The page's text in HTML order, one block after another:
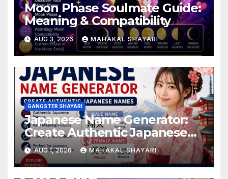
Moon Phase Soulmate Guide:
Meaning & Compatibility
AUG 3, 2026 MAHAKAL SHAYARI
GANGSTER SHAYARI
Japanese Name Generator:
Create Authentic Japanese
Names
AUG 1, 2026 MAHAKAL SHAYARI